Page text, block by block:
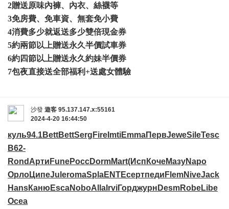
2贈送原味內褲、內衣、絲襪等
3免房費、免車資、無套免小費
4消費多少就返送多少雙倍現金券
5約兩節以上贈送永久半價試車券
6約四節以上贈送永久約妹半價券
7包夜直接送全部福利+送處女體驗
沙發 遊客 95.137.147.x:55161
2024-4-20 16:44:50
куль94.1BettBettSerg Fire ImtiEmmaПервJeweSileTesc
B62-
Rond Арти FuneРоссDormMart(Исп КочеМазуNapo
ОрлоЦипеJuleromaSplaENTEсертпеди FlemNiveJack
HansКаню EscaNoboAlla IrviГорджурн DesmRobeLibe
Ocea